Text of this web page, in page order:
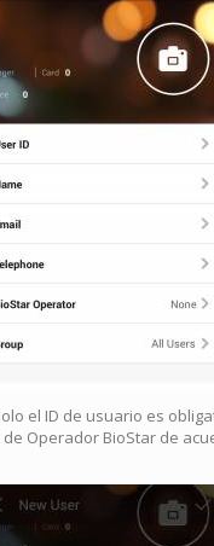
el ID de usuario es
Operador BioStar de